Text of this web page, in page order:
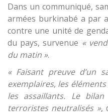
Dans un communiqué,
armées burkinabé a par
contre une unité de
du pays, survenue «
du matin ».
« Faisant preuve d’un
exemplaires, les
les assaillants. Le
terroristes neutralisés »,